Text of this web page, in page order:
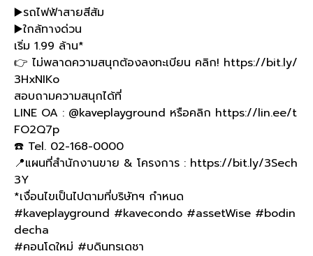
▶️รถไฟฟ้าสายสีส้ม​
▶️ใกล้ทางด่วน​
เริ่ม 1.99 ล้าน*​
👉 ไม่พลาดความสนุกต้องลงทะเบียน คลิก! https://bit.ly/
3HxNIKo​
สอบถามความสนุกได้ที่​
LINE OA : @kaveplayground หรือคลิก https://lin.ee/t
FO2Q7p​
☎️ Tel. 02-168-0000​
📍แผนที่สำนักงานขาย & โครงการ : https://bit.ly/3Sech
3Y​
*เงื่อนไขเป็นไปตามที่บริษัทฯ กำหนด​
#kaveplayground #kavecondo #assetWise #bodin
decha​
#คอนโดใหม่ #บดินทรเดชา